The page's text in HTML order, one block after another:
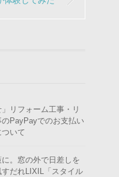
」リフォーム工事・リ
のPayPayでのお支払い
いて
。窓の外で日差しを
だれLIXIL「スタイル